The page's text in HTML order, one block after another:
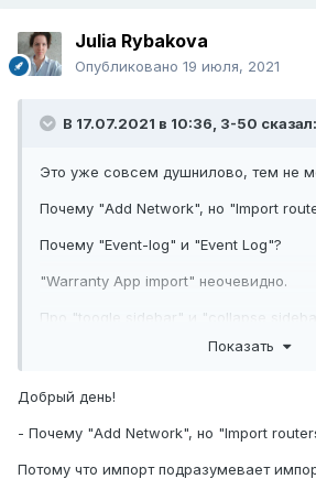
Julia Rybakova
Опубликовано 19 июля, 2021
В 17.07.2021 в 10:36, 3-50 сказал:
Это уже совсем душнилово, тем не
Почему "Add Network", но "Import
Почему "Event-log" и "Event Log"?
"Warranty App import" неочевидно.
Про "toogle sidebar" и "collapse
Почему надпись о совершённых
мешает?
Показать
Добрый день!
- Почему "Add Network", но "Import
Потому что импорт подразумевает